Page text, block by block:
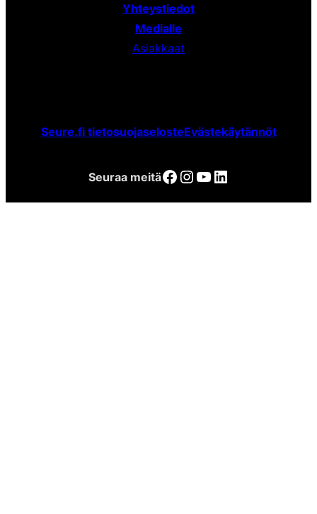
Yhteystiedot
Medialle
Asiakkaat
Seure.fi tietosuojaselosteEvästekäytännöt
Seuraa meitäFacebook Instagram YouTube LinkedIn